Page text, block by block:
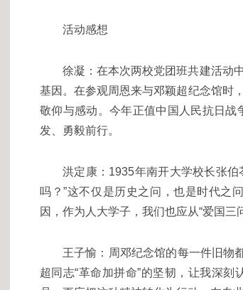
活动感想
徐凝：在本次两校党团班共建活动
基因。在参观周恩来与邓颖超纪念馆时
敬仰与感动。今年正值中国人民抗日
发、勇毅前行。
洪定康：1935年南开大学校长张伯
吗？”这不仅是历史之问，也是时代之
因，作为人大学子，我们也应从“爱国三
王子愉：周邓纪念馆的每一件旧物
超同志“革命加拼命”的坚韧，让我深